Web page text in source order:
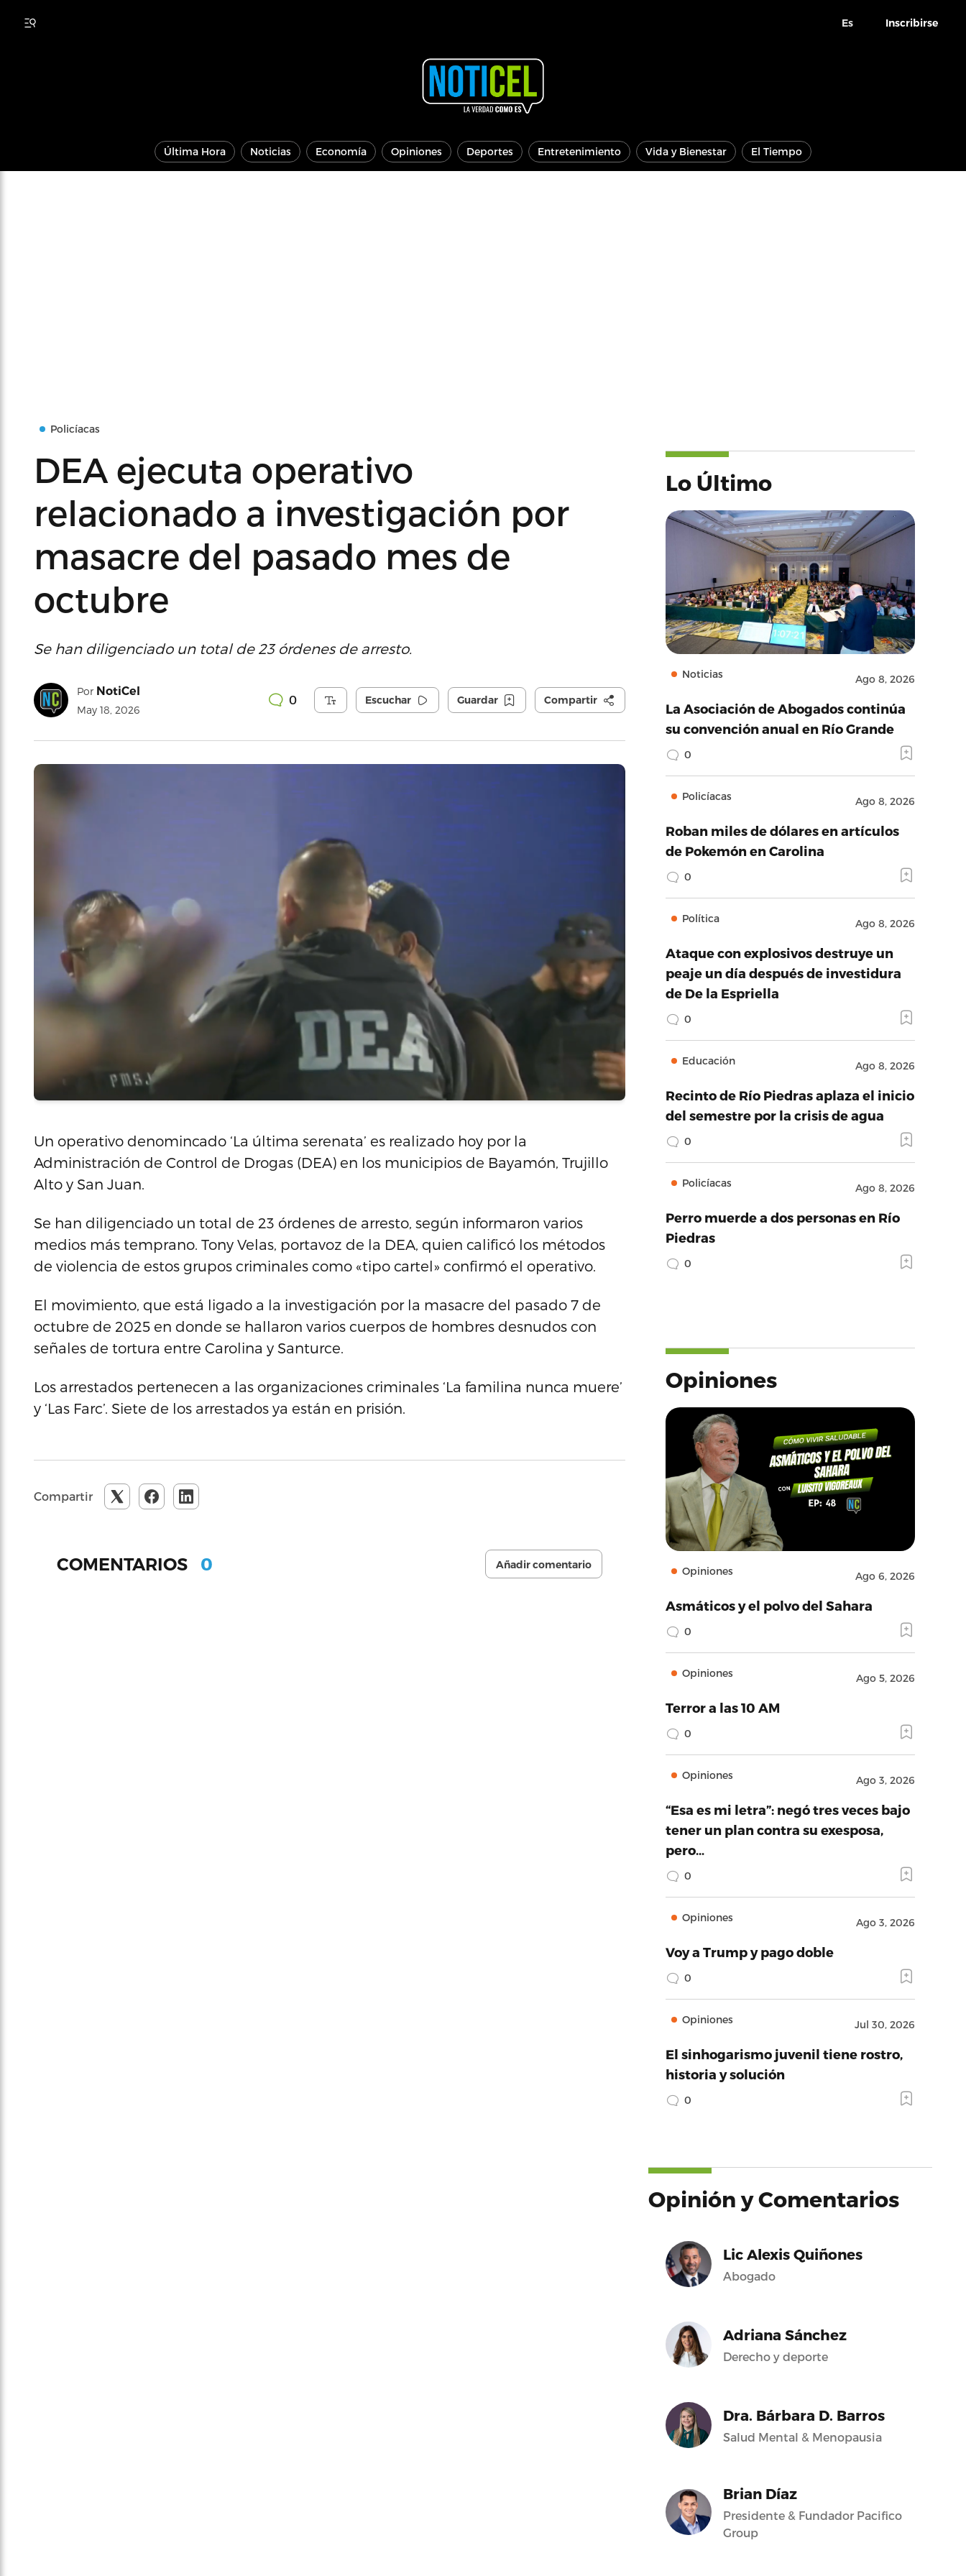
Es Inscribirse
Última Hora Noticias Economía Opiniones Deportes Entretenimiento Vida y Bienestar El Tiempo
Policíacas
DEA ejecuta operativo
relacionado a investigación por
masacre del pasado mes de
octubre
Se han diligenciado un total de 23 órdenes de arresto.
Por NotiCel
May 18, 2026
0 Escuchar Guardar Compartir
Un operativo denomincado ‘La última serenata’ es realizado hoy por la
Administración de Control de Drogas (DEA) en los municipios de Bayamón, Trujillo
Alto y San Juan.
Se han diligenciado un total de 23 órdenes de arresto, según informaron varios
medios más temprano. Tony Velas, portavoz de la DEA, quien calificó los métodos
de violencia de estos grupos criminales como «tipo cartel» confirmó el operativo.
El movimiento, que está ligado a la investigación por la masacre del pasado 7 de
octubre de 2025 en donde se hallaron varios cuerpos de hombres desnudos con
señales de tortura entre Carolina y Santurce.
Los arrestados pertenecen a las organizaciones criminales ‘La familina nunca muere’
y ‘Las Farc’. Siete de los arrestados ya están en prisión.
Compartir
COMENTARIOS 0 Añadir comentario
Lo Último
Noticias Ago 8, 2026
La Asociación de Abogados continúa
su convención anual en Río Grande
0
Policíacas Ago 8, 2026
Roban miles de dólares en artículos
de Pokemón en Carolina
0
Política Ago 8, 2026
Ataque con explosivos destruye un
peaje un día después de investidura
de De la Espriella
0
Educación Ago 8, 2026
Recinto de Río Piedras aplaza el inicio
del semestre por la crisis de agua
0
Policíacas Ago 8, 2026
Perro muerde a dos personas en Río
Piedras
0
Opiniones
Opiniones Ago 6, 2026
Asmáticos y el polvo del Sahara
0
Opiniones Ago 5, 2026
Terror a las 10 AM
0
Opiniones Ago 3, 2026
“Esa es mi letra”: negó tres veces bajo
tener un plan contra su exesposa,
pero…
0
Opiniones Ago 3, 2026
Voy a Trump y pago doble
0
Opiniones Jul 30, 2026
El sinhogarismo juvenil tiene rostro,
historia y solución
0
Opinión y Comentarios
Lic Alexis Quiñones
Abogado
Adriana Sánchez
Derecho y deporte
Dra. Bárbara D. Barros
Salud Mental & Menopausia
Brian Díaz
Presidente & Fundador Pacifico
Group